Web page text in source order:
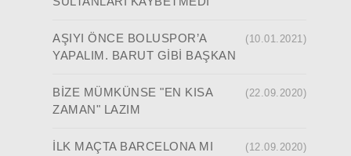
AŞIYI ÖNCE BOLUSPOR’A
YAPALIM. BARUT GİBİ BAŞKAN
(10.01.2021)
BİZE MÜMKÜNSE "EN KISA
ZAMAN" LAZIM
(22.09.2020)
İLK MAÇTA BARCELONA MI
(12.09.2020)